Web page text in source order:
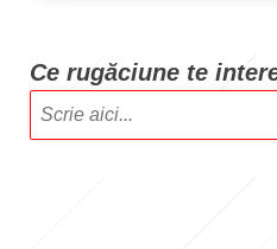
Ce rugăciune te